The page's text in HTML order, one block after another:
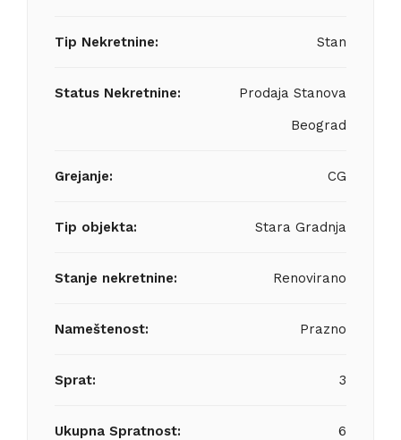
Tip Nekretnine: Stan
Status Nekretnine:
Prodaja Stanova
Beograd
Grejanje: CG
Tip objekta: Stara Gradnja
Stanje nekretnine: Renovirano
Nameštenost: Prazno
Sprat: 3
Ukupna Spratnost: 6